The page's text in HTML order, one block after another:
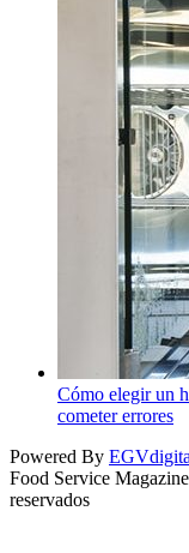
Cómo elegir un
cometer errores
Powered By
Food Service
reservados